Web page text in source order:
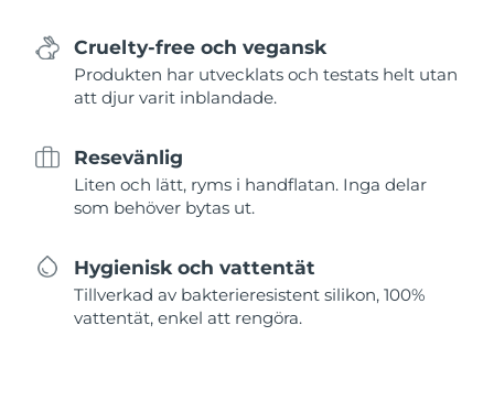
Cruelty-free och vegansk
Produkten har utvecklats och testats helt utan
att djur varit inblandade.
Resevänlig
Liten och lätt, ryms i handflatan. Inga delar
som behöver bytas ut.
Hygienisk och vattentät
Tillverkad av bakterieresistent silikon, 100%
vattentät, enkel att rengöra.